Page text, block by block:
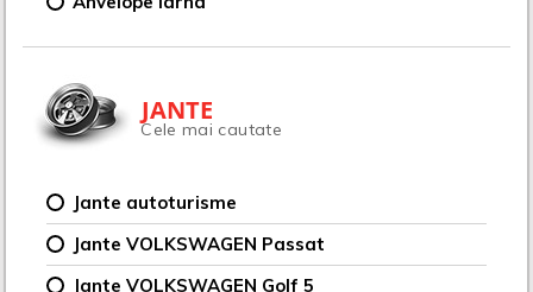
JANTE
Cele mai cautate
Jante autoturisme
Jante VOLKSWAGEN Passat
Jante VOLKSWAGEN Golf 5